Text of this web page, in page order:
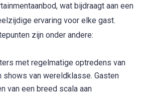
wat bijdraagt aan een
ervaring voor elke gast.
zijn onder andere:
met regelmatige optredens van
shows van wereldklasse. Gasten
van een breed scala aan